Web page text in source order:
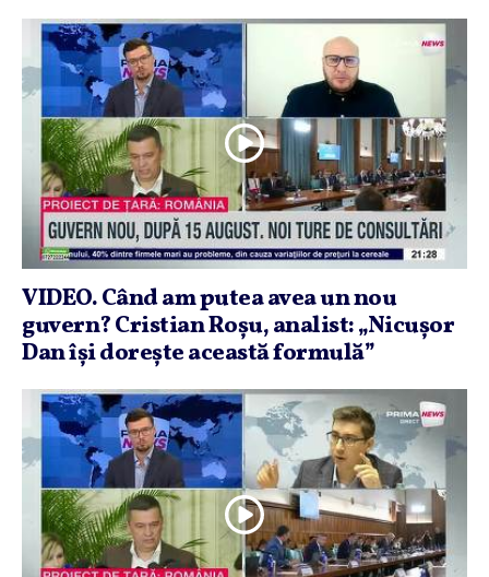
VIDEO. Când am putea avea un nou
guvern? Cristian Roşu, analist: „Nicuşor
Dan îşi doreşte această formulă”